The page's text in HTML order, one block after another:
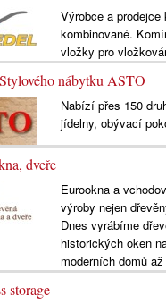
Výrobce a
kombinované.
vložky pro
nábytku ASTO
Nabízí přes 150
jídelny, obývací
dveře
Eurookna a
výroby nejen
Dnes vyrábíme
historických oken
moderních domů
storage